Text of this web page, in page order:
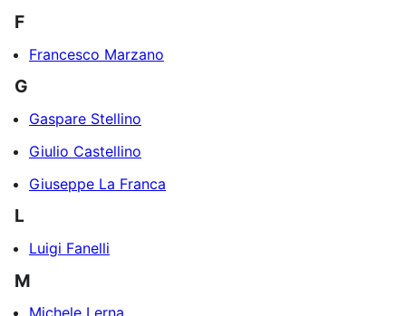
F
Francesco Marzano
G
Gaspare Stellino
Giulio Castellino
Giuseppe La Franca
L
Luigi Fanelli
M